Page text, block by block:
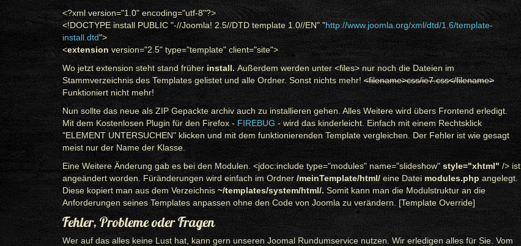
<?xml version="1.0" encoding="utf-8"?>
<!DOCTYPE install PUBLIC "-//Joomla! 2.5//DTD template 1.0//EN" "http://www.joomla.org/xml/dtd/1.6/template-
install.dtd">
<extension version="2.5" type="template" client="site">
Wo jetzt extension steht stand früher install. Außerdem werden unter <files> nur noch die Dateien im
Stammverzeichnis des Templates gelistet und alle Ordner. Sonst nichts mehr! <filename>css/ie7.css</filename>
Funktioniert nicht mehr!
Nun sollte das neue als ZIP Gepackte archiv auch zu installieren gehen. Alles Weitere wird übers Frontend erledigt.
Mit dem Kostenlosen Plugin für den Firefox - FIREBUG - wird das kinderleicht. Einfach mit einem Rechtsklick
"ELEMENT UNTERSUCHEN" klicken und mit dem funktionierenden Template vergleichen. Der Fehler ist wie gesagt
meist nur der Name der Klasse.
Eine Weitere Änderung gab es bei den Modulen. <jdoc:include type="modules" name="slideshow" style="xhtml" /> ist
angeändert worden. Füränderungen wird einfach im Ordner /meinTemplate/html/ eine Datei modules.php angelegt.
Diese kopiert man aus dem Verzeichnis ~/templates/system/html/. Somit kann man die Modulstruktur an die
Anforderungen seines Templates anpassen ohne den Code von Joomla zu verändern. [Template Override]
Fehler, Probleme oder Fragen
Wer auf das alles keine Lust hat, kann gern unseren Joomal Rundumservice nutzen. Wir erledigen alles für Sie. Vom